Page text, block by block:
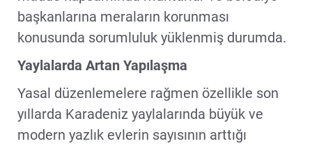
başkanlarına meraların korunması
konusunda sorumluluk yüklenmiş durumda.
Yaylalarda Artan Yapılaşma
Yasal düzenlemelere rağmen özellikle son
yıllarda Karadeniz yaylalarında büyük ve
modern yazlık evlerin sayısının arttığı